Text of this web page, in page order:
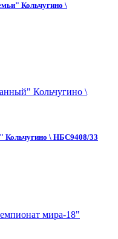
Кольчугино \
Кольчугино \ НБС9408/33